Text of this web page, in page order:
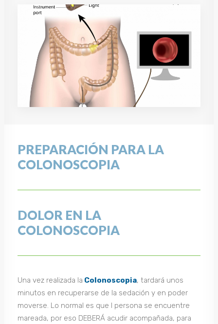
PREPARACIÓN PARA LA
COLONOSCOPIA
DOLOR EN LA
COLONOSCOPIA
Una vez realizada la Colonoscopia, tardará unos
minutos en recuperarse de la sedación y en poder
moverse. Lo normal es que l persona se encuentre
mareada, por eso DEBERÁ acudir acompañada, para